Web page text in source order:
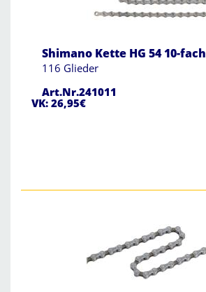
Shimano Kette HG 54 10-fach
116 Glieder
Art.Nr.241011
VK: 26,95€